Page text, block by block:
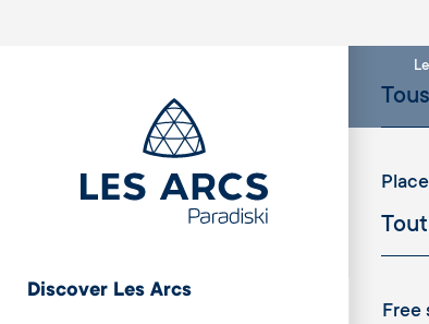
Discover Les Arcs
Place
Free